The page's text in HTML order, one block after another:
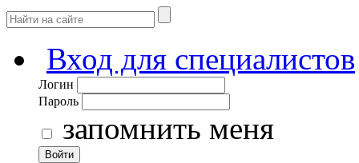
Вход для специалистов
Логин
Пароль
запомнить меня
Войти